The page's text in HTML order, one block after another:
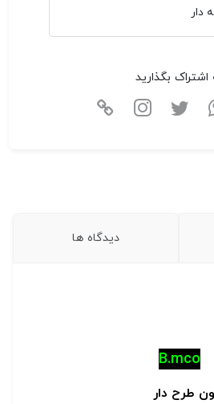
دار
اشتراک بگذارید
دیدگاه ها
B.mco
طرح دار